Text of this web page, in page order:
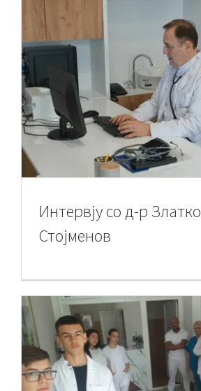
Интервју со д-р Златко
Стојменов